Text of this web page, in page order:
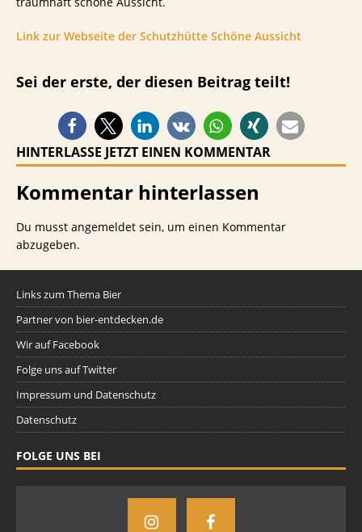
Link zur Webseite der Schutzhütte Schöne Aussicht
Sei der erste, der diesen Beitrag teilt!
HINTERLASSE JETZT EINEN KOMMENTAR
Kommentar hinterlassen
Du musst angemeldet sein, um einen Kommentar
abzugeben.
Links zum Thema Bier
Partner von bier-entdecken.de
Wir auf Facebook
Folge uns auf Twitter
Impressum und Datenschutz
Datenschutz
FOLGE UNS BEI